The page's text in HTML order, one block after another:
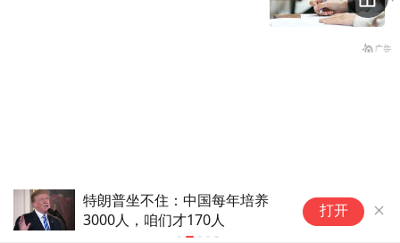
特朗普坐不住：中国每年培养
3000人，咱们才170人
打开